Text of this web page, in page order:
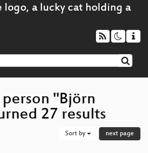
"Björn
27 results
Sort by next page